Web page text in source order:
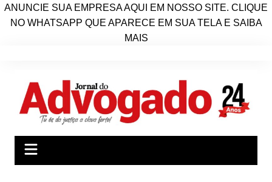
ANUNCIE SUA EMPRESA AQUI EM NOSSO SITE. CLIQUE
NO WHATSAPP QUE APARECE EM SUA TELA E SAIBA
MAIS
conteúdo